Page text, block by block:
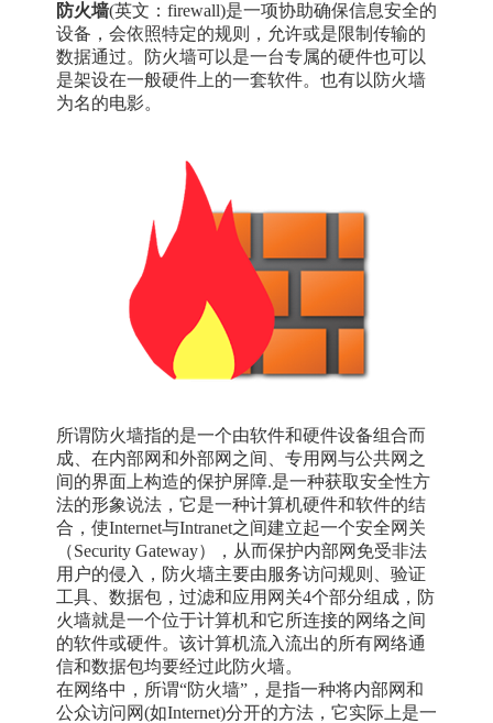
防火墙(英文：firewall)是一项协助确保信息安全的
设备，会依照特定的规则，允许或是限制传输的
数据通过。防火墙可以是一台专属的硬件也可以
是架设在一般硬件上的一套软件。也有以防火墙
为名的电影。
所谓防火墙指的是一个由软件和硬件设备组合而
成、在内部网和外部网之间、专用网与公共网之
间的界面上构造的保护屏障.是一种获取安全性方
法的形象说法，它是一种计算机硬件和软件的结
合，使Internet与Intranet之间建立起一个安全网关
（Security Gateway），从而保护内部网免受非法
用户的侵入，防火墙主要由服务访问规则、验证
工具、数据包，过滤和应用网关4个部分组成，防
火墙就是一个位于计算机和它所连接的网络之间
的软件或硬件。该计算机流入流出的所有网络通
信和数据包均要经过此防火墙。
在网络中，所谓“防火墙”，是指一种将内部网和
公众访问网(如Internet)分开的方法，它实际上是一